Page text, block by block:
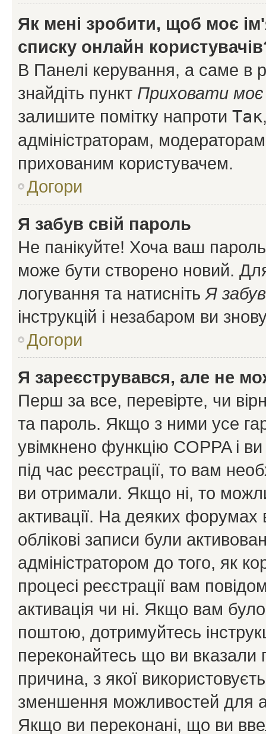
Як мені зробити, щоб моє
списку онлайн
В Панелі керування, а саме в
знайдіть пункт Приховати моє
залишите помітку напроти Так
адміністраторам,
прихованим користувачем.
Догори
Я забув свій пароль
Не панікуйте! Хоча ваш
може бути створено новий.
логування та натисніть Я
інструкцій і незабаром ви
Догори
Я зареєструвався, але не
Перш за все, перевірте, чи
та пароль. Якщо з ними усе
увімкнено функцію COPPA і
під час реєстрації, то вам
ви отримали. Якщо ні, то
активації. На деяких форумах
облікові записи були
адміністратором до того, як
процесі реєстрації вам
активація чи ні. Якщо вам
поштою, дотримуйтесь
переконайтесь що ви
причина, з якої
зменшення можливостей для
Якщо ви переконані, що ви